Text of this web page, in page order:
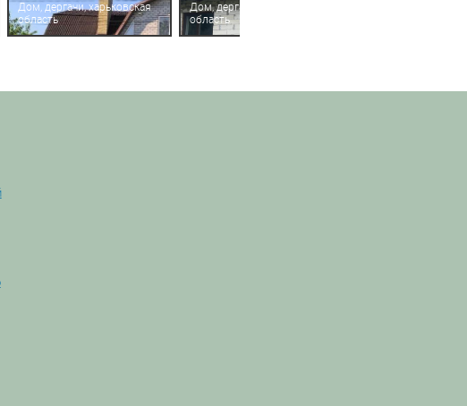
Дом, дергачи, харьковская
область
Дом, дергачи, харьковская
область